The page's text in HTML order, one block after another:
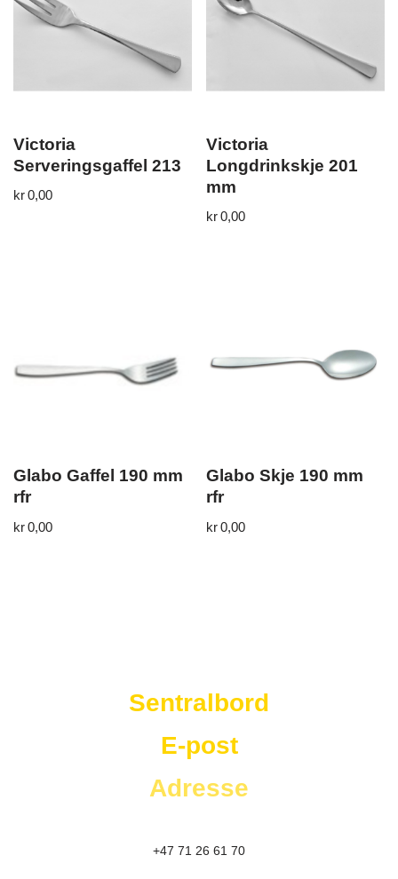
Victoria
Serveringsgaffel 213
kr0,00
Victoria
Longdrinkskje 201
mm
kr0,00
Glabo Gaffel 190 mm
rfr
kr0,00
Glabo Skje 190 mm
rfr
kr0,00
Sentralbord
E-post
Adresse
+47 71 26 61 70